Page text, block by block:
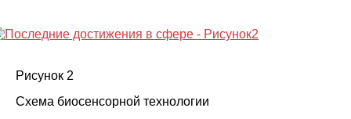
Рисунок 2
Схема биосенсорной технологии